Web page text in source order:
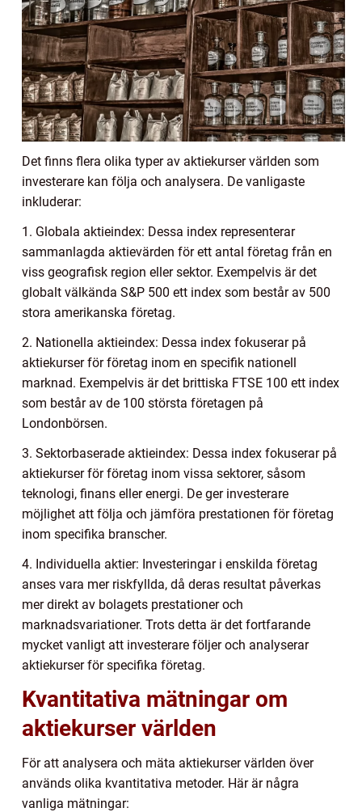
Det finns flera olika typer av aktiekurser världen som
investerare kan följa och analysera. De vanligaste
inkluderar:
1. Globala aktieindex: Dessa index representerar
sammanlagda aktievärden för ett antal företag från en
viss geografisk region eller sektor. Exempelvis är det
globalt välkända S&P 500 ett index som består av 500
stora amerikanska företag.
2. Nationella aktieindex: Dessa index fokuserar på
aktiekurser för företag inom en specifik nationell
marknad. Exempelvis är det brittiska FTSE 100 ett index
som består av de 100 största företagen på
Londonbörsen.
3. Sektorbaserade aktieindex: Dessa index fokuserar på
aktiekurser för företag inom vissa sektorer, såsom
teknologi, finans eller energi. De ger investerare
möjlighet att följa och jämföra prestationen för företag
inom specifika branscher.
4. Individuella aktier: Investeringar i enskilda företag
anses vara mer riskfyllda, då deras resultat påverkas
mer direkt av bolagets prestationer och
marknadsvariationer. Trots detta är det fortfarande
mycket vanligt att investerare följer och analyserar
aktiekurser för specifika företag.
Kvantitativa mätningar om
aktiekurser världen
För att analysera och mäta aktiekurser världen över
används olika kvantitativa metoder. Här är några
vanliga mätningar: